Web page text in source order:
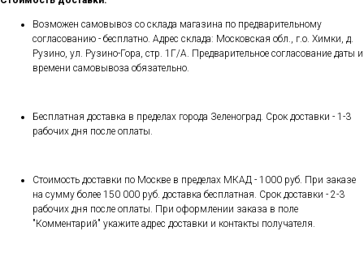
Возможен самовывоз со склада магазина по предварительному
согласованию - бесплатно. Адрес склада: Московская обл., г.о. Химки, д.
Рузино, ул. Рузино-Гора, стр. 1Г/А. Предварительное согласование даты и
времени самовывоза обязательно.
Бесплатная доставка в пределах города Зеленоград. Срок доставки - 1-3
рабочих дня после оплаты.
Стоимость доставки по Москве в пределах МКАД - 1000 руб. При заказе
на сумму более 150 000 руб. доставка бесплатная. Срок доставки - 2-3
рабочих дня после оплаты. При оформлении заказа в поле
"Комментарий" укажите адрес доставки и контакты получателя.